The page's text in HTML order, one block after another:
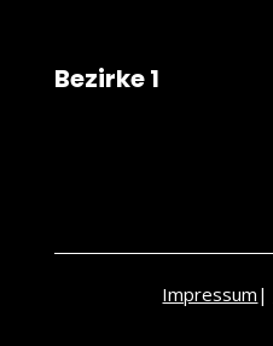
Bezirke 1
Impressum |